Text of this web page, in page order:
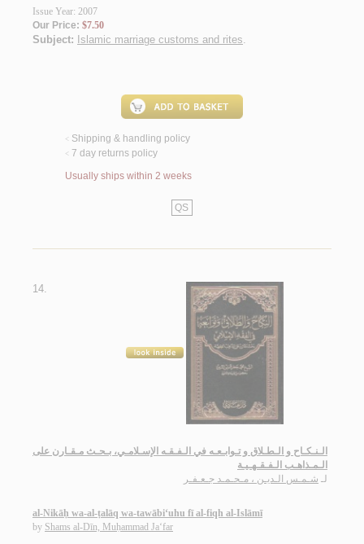
Issue Year: 2007
Our Price: $7.50
Subject: Islamic marriage customs and rites.
< Shipping & handling policy
< 7 day returns policy
Usually ships within 2 weeks
QS
14.
الـنـكـاح و الـطـلاق و تـوابـعـه في الـفـقـه الإسـلامـي، بـحـث مـقـارن على
الـمـذاهـب الـفـقـهـيـة
لـ شـمـس الـديـن ، مـحـمـد جـعـفـر
al-Nikāḥ wa-al-ṭalāq wa-tawābi‘uhu fī al-fiqh al-Islāmī
by Shams al-Dīn, Muḥammad Ja‘far